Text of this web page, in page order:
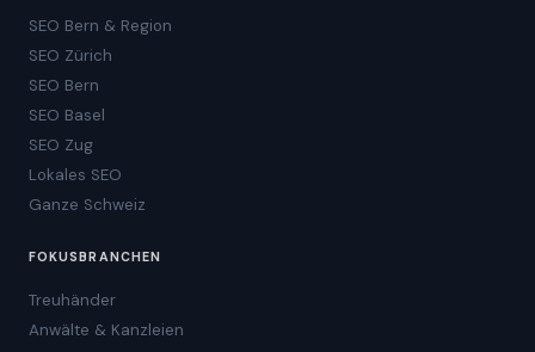
SEO Bern & Region
SEO Zürich
SEO Bern
SEO Basel
SEO Zug
Lokales SEO
Ganze Schweiz
FOKUSBRANCHEN
Treuhänder
Anwälte & Kanzleien